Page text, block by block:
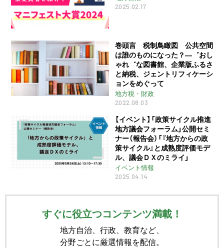
2025.02.17
巻頭言 税制鳥瞰図 公共空間
は誰のものになった？―゛おし
ゃれ゛な図書館、企業版ふるさ
と納税、ジェントリフィケーシ
ョンをめぐって
地方税・財政
2022.08.03
【イベント】「政策サイクル推進
地方議会フォーラム」公開セミ
ナー（報告会）「『地方からの政
策サイクル』と成熟度評価モデ
ル、議会ＤＸのミライ」
イベント情報
2025.04.14
すぐに役立つコンテンツ満載！
地方自治、行政、教育など、
分野ごとに厳選情報を配信。